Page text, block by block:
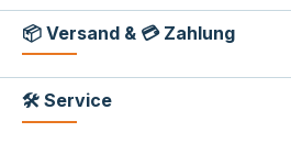
📦 Versand & 💳 Zahlung
🛠 Service